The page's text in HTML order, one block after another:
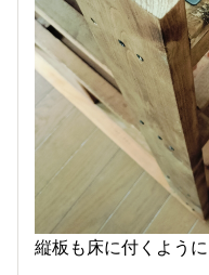
縦板も床に付くように